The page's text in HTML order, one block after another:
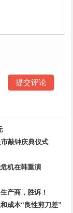
敲钟庆典仪式
机在韩重演
产商，胜诉！
成本“良性剪刀差”